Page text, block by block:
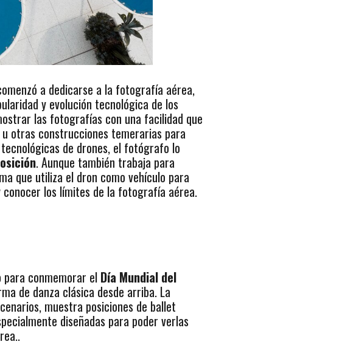
a dedicarse a la fotografía aérea,
y evolución tecnológica de los
las fotografías con una facilidad que
otras construcciones temerarias para
de drones, el fotógrafo lo
. Aunque también trabaja para
que utiliza el dron como vehículo para
los límites de la fotografía aérea.
conmemorar el Día Mundial del
de danza clásica desde arriba. La
muestra posiciones de ballet
diseñadas para poder verlas